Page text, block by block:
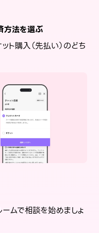
方法を選ぶ
ト購入（先払い）のどち
ームで相談を始めましょ